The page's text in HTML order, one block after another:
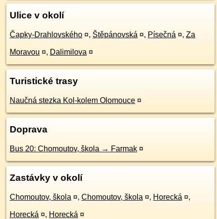
Ulice v okolí
Čapky-Drahlovského ¤, Štěpánovská ¤, Písečná ¤, Za
Moravou ¤, Dalimilova ¤
Turistické trasy
Naučná stezka Kol-kolem Olomouce ¤
Doprava
Bus 20: Chomoutov, škola → Farmak ¤
Zastávky v okolí
Chomoutov, škola ¤, Chomoutov, škola ¤, Horecká ¤,
Horecká ¤, Horecká ¤